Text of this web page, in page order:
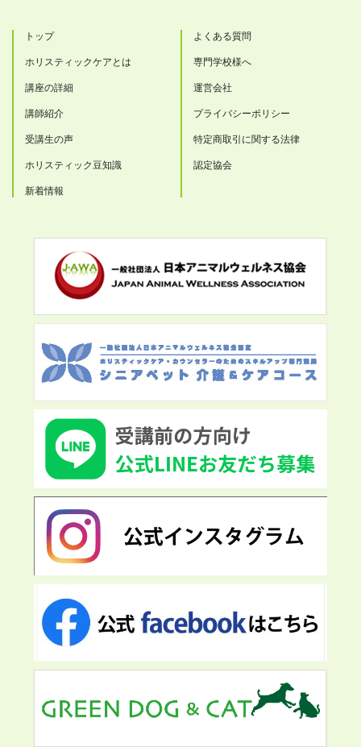
トップ
ホリスティックケアとは
講座の詳細
講師紹介
受講生の声
ホリスティック豆知識
新着情報
よくある質問
専門学校様へ
運営会社
プライバシーポリシー
特定商取引に関する法律
認定協会